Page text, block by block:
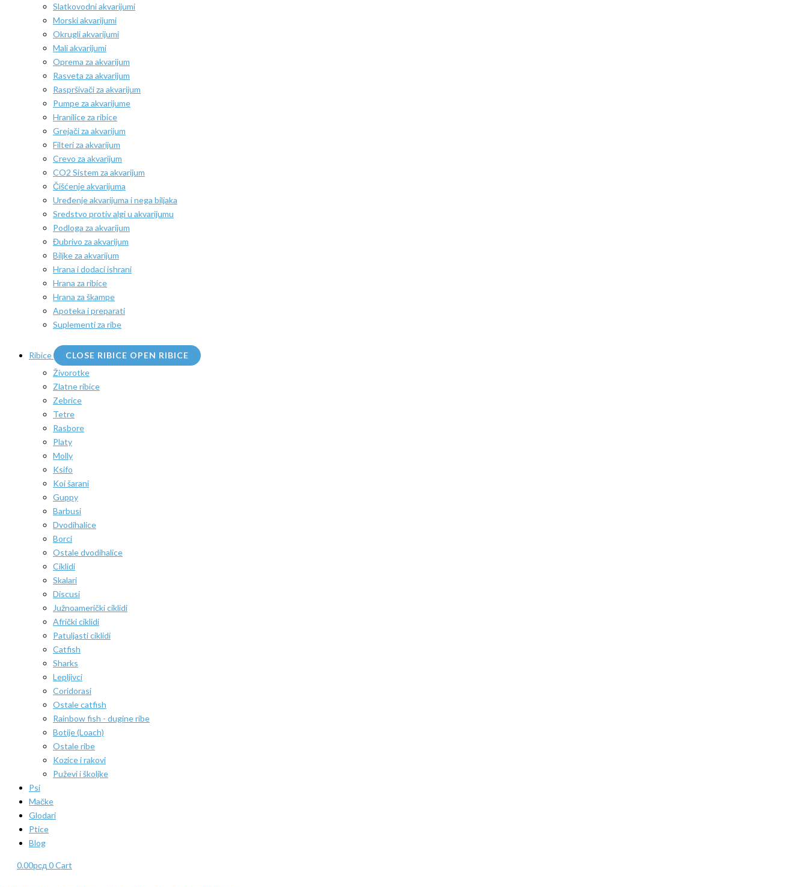
Slatkovodni akvarijumi
Morski akvarijumi
Okrugli akvarijumi
Mali akvarijumi
Oprema za akvarijum
Rasveta za akvarijum
Raspršivači za akvarijum
Pumpe za akvarijume
Hranilice za ribice
Grejači za akvarijum
Filteri za akvarijum
Crevo za akvarijum
CO2 Sistem za akvarijum
Čišćenje akvarijuma
Uređenje akvarijuma i nega biljaka
Sredstvo protiv algi u akvarijumu
Podloga za akvarijum
Đubrivo za akvarijum
Biljke za akvarijum
Hrana i dodaci ishrani
Hrana za ribice
Hrana za škampe
Apoteka i preparati
Suplementi za ribe
Ribice CLOSE RIBICE OPEN RIBICE
Živorotke
Zlatne ribice
Zebrice
Tetre
Rasbore
Platy
Molly
Ksifo
Koi šarani
Guppy
Barbusi
Dvodihalice
Borci
Ostale dvodihalice
Ciklidi
Skalari
Discusi
Južnoamerički ciklidi
Afrički ciklidi
Patuljasti ciklidi
Catfish
Sharks
Lepljivci
Coridorasi
Ostale catfish
Rainbow fish - dugine ribe
Botije (Loach)
Ostale ribe
Kozice i rakovi
Puževi i školjke
Psi
Mačke
Glodari
Ptice
Blog
0.00рсд 0Cart